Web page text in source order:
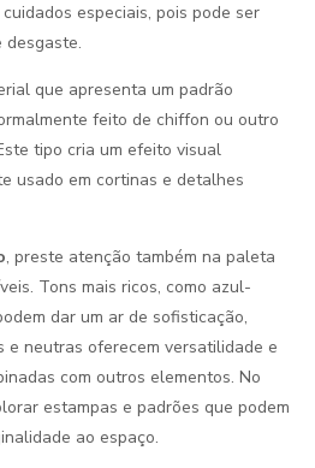
especiais, pois pode ser
desgaste.
que apresenta um padrão
feito de chiffon ou outro
tipo cria um efeito visual
usado em cortinas e detalhes
, preste atenção também na paleta
Tons mais ricos, como azul-
dar um ar de sofisticação,
e neutras oferecem versatilidade e
com outros elementos. No
estampas e padrões que podem
ao espaço.